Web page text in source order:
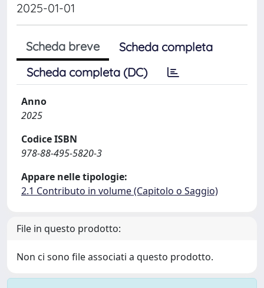
2025-01-01
Scheda breve
Scheda completa
Scheda completa (DC)
Anno
2025
Codice ISBN
978-88-495-5820-3
Appare nelle tipologie:
2.1 Contributo in volume (Capitolo o Saggio)
File in questo prodotto:
Non ci sono file associati a questo prodotto.